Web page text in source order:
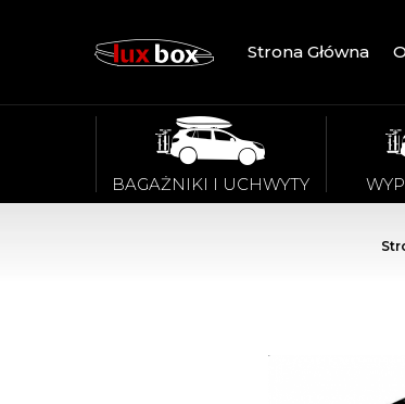
Strona Główna
BAGAŻNIKI I UCHWYTY